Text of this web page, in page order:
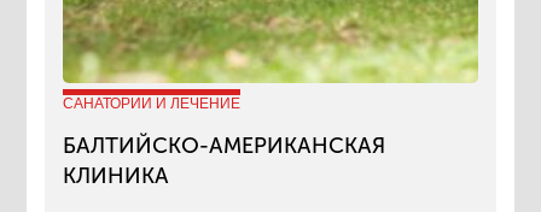
САНАТОРИИ И ЛЕЧЕНИЕ
БАЛТИЙСКО-АМЕРИКАНСКАЯ
КЛИНИКА